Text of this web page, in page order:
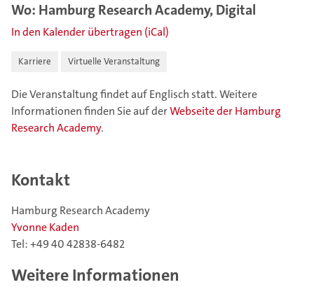
Wo: Hamburg Research Academy, Digital
In den Kalender übertragen (iCal)
Karriere Virtuelle Veranstaltung
Die Veranstaltung findet auf Englisch statt. Weitere
Informationen finden Sie auf derWebseite der Hamburg
Research Academy.
Kontakt
Hamburg Research Academy
Yvonne Kaden
Tel: +49 40 42838-6482
Weitere Informationen